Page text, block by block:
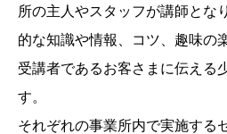
所の主人やスタッフが講師とな
的な知識や情報、コツ、趣味の
受講者であるお客さまに伝える
す。
それぞれの事業所内で実施する